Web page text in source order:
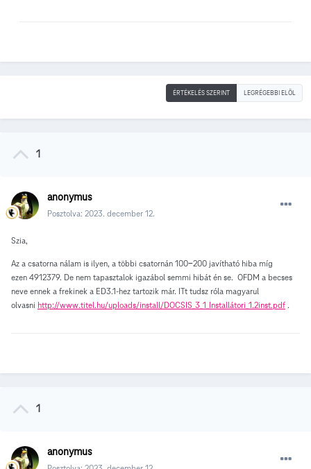
ÉRTÉKELÉS SZERINT LEGRÉGEBBI ELÖL
1
anonymus
Posztolva: 2023. december 12.
Szia,
Az a csatorna nálam is ilyen, a többi csatornán 100-200 javítható hiba míg
ezen 4912379. De nem tapasztalok igazábol semmi hibát én se. OFDM a becses
neve ennek a frekinek a ED3.1-hez tartozik már. ITt tudsz róla magyarul
olvasni http://www.titel.hu/uploads/install/DOCSIS_3_1_Installátori_1.2inst.pdf .
1
anonymus